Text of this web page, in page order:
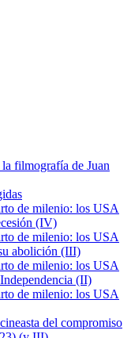
filmografía de Juan
de milenio: los USA
(IV)
de milenio: los USA
abolición (III)
de milenio: los USA
(II)
de milenio: los USA
del compromiso